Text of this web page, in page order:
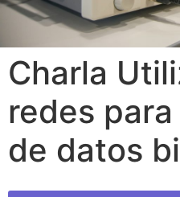
Charla
redes
de datos